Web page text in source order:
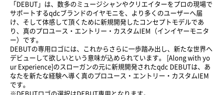
「DEBUT」は、数多のミュージシャンやクリエイターをプロの現場で
サポートするqdcブランドのイヤモニを、より多くのユーザーへ届
け、そして体感して頂くために新規開発したコンセプトモデルであ
り、真のプロユース・エントリー・カスタムIEM（インイヤーモニタ
ー）です。
DEBUTの専用ロゴには、これからさらに一歩踏み出し、新たな世界へ
デビューして欲しいという意味が込められています。 [Along with yo
ur Experience]のスローガンの元に新規開発されたqdc DEBUTは、あ
なたを新たな経験へ導く真のプロユース・エントリー・カスタムIEM
です。